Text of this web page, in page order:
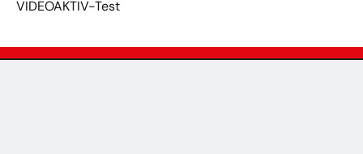
VIDEOAKTIV-Test